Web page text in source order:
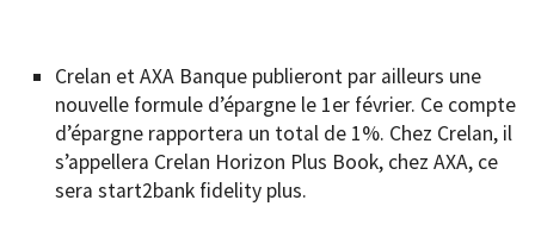
Crelan et AXA Banque publieront par ailleurs une
nouvelle formule d’épargne le 1er février. Ce compte
d’épargne rapportera un total de 1%. Chez Crelan, il
s’appellera Crelan Horizon Plus Book, chez AXA, ce
sera start2bank fidelity plus.